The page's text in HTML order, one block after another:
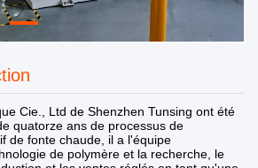
Cie., Ltd de Shenzhen Tunsing ont été
quatorze ans de processus de
de fonte chaude, il a l'équipe
de polymère et la recherche, le